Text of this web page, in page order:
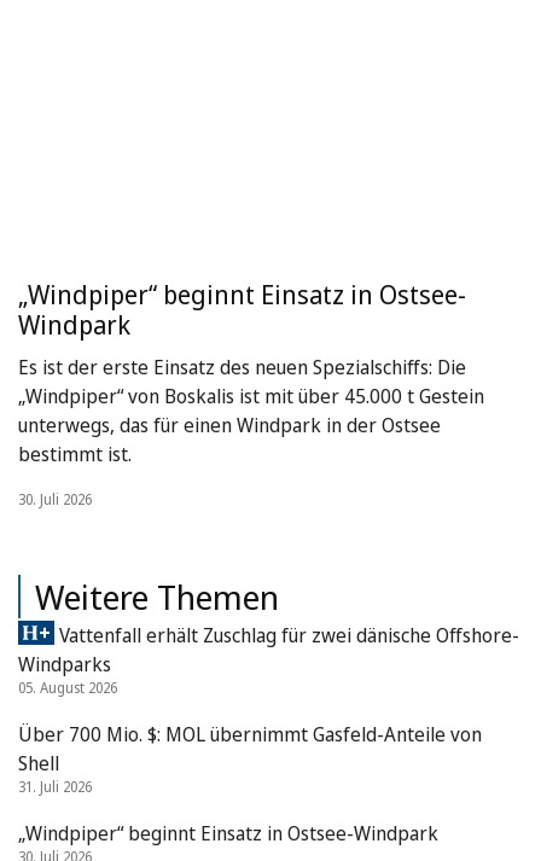
„Windpiper“ beginnt Einsatz in Ostsee-
Windpark
Es ist der erste Einsatz des neuen Spezialschiffs: Die
„Windpiper“ von Boskalis ist mit über 45.000 t Gestein
unterwegs, das für einen Windpark in der Ostsee
bestimmt ist.
30. Juli 2026
Weitere Themen
Vattenfall erhält Zuschlag für zwei dänische Offshore-
Windparks
05. August 2026
Über 700 Mio. $: MOL übernimmt Gasfeld-Anteile von
Shell
31. Juli 2026
„Windpiper“ beginnt Einsatz in Ostsee-Windpark
30. Juli 2026